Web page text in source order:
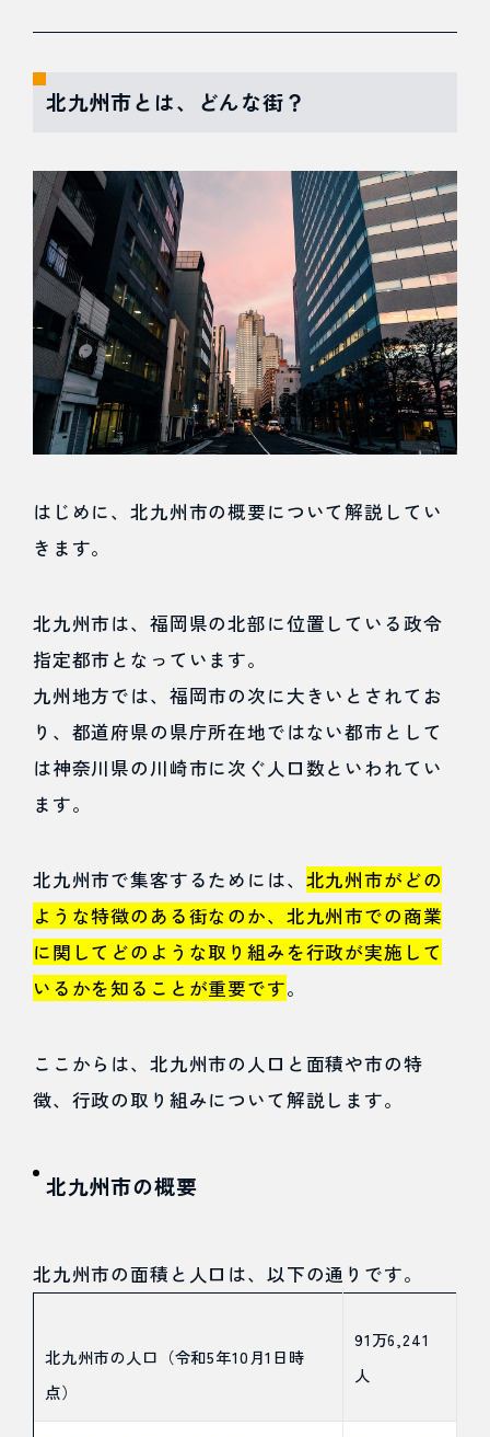
1
北九
と
は、
どん
な
街？
1.1
北九州
北九州
市の集
客に対
政の取
2
北九
州市
客の
現状
北九
の集
課題
点
北九州市とは、どんな街？
はじめに、北九州市の概要について解説してい
きます。
北九州市は、福岡県の北部に位置している政令
指定都市となっています。
九州地方では、福岡市の次に大きいとされてお
り、都道府県の県庁所在地ではない都市として
は神奈川県の川崎市に次ぐ人口数といわれてい
ます。
北九州市で集客するためには、 北九州市がどの
ような特徴のある街なのか、北九州市での商業
に関してどのような取り組みを行政が実施して
いるかを知ることが重要です。
ここからは、北九州市の人口と面積や市の特
徴、行政の取り組みについて解説します。
北九州市の概要
北九州市の面積と人口は、以下の通りです。
北九州市の人口（令和5年10月1日時
点）
91万6,241
人